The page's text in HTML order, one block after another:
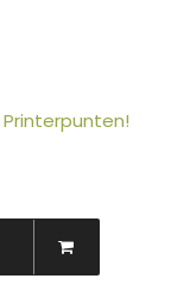
Printerpunten!